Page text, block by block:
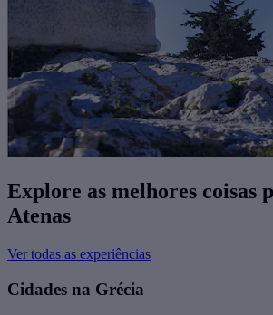
Explore as melhores coisas
Atenas
Ver todas as experiências
Cidades na Grécia